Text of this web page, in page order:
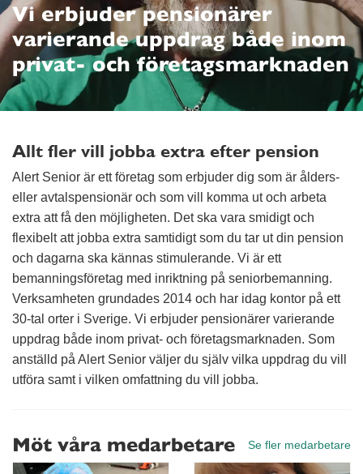
Vi erbjuder pensionärer
varierande uppdrag både inom
privat- och företagsmarknaden
Allt fler vill jobba extra efter pension
Alert Senior är ett företag som erbjuder dig som är ålders-
eller avtalspensionär och som vill komma ut och arbeta
extra att få den möjligheten. Det ska vara smidigt och
flexibelt att jobba extra samtidigt som du tar ut din pension
och dagarna ska kännas stimulerande. Vi är ett
bemanningsföretag med inriktning på seniorbemanning.
Verksamheten grundades 2014 och har idag kontor på ett
30-tal orter i Sverige. Vi erbjuder pensionärer varierande
uppdrag både inom privat- och företagsmarknaden. Som
anställd på Alert Senior väljer du själv vilka uppdrag du vill
utföra samt i vilken omfattning du vill jobba.
Möt våra medarbetare Se fler medarbetare